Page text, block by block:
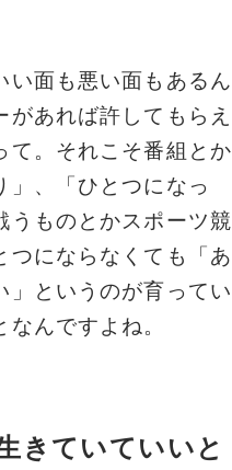
い面も悪い面もあるん
あれば許してもらえ
て。それこそ番組とか
」、「ひとつになっ
うものとかスポーツ競
つにならなくても「あ
」というのが育ってい
んですよね。
きていていいと